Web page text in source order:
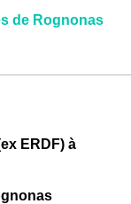
de Rognonas
ERDF) à